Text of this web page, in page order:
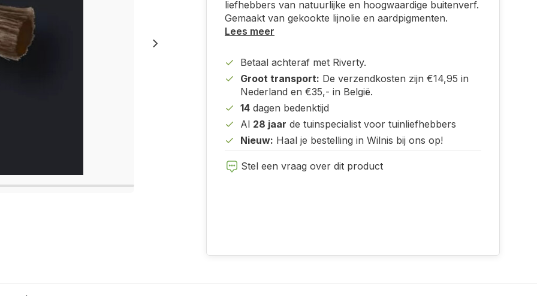
liefhebbers van natuurlijke en hoogwaardige buitenverf.
Gemaakt van gekookte lijnolie en aardpigmenten.
Lees meer
Betaal achteraf met Riverty.
Groot transport: De verzendkosten zijn €14,95 in
Nederland en €35,- in België.
14 dagen bedenktijd
Al 28 jaar de tuinspecialist voor tuinliefhebbers
Nieuw: Haal je bestelling in Wilnis bij ons op!
Stel een vraag over dit product